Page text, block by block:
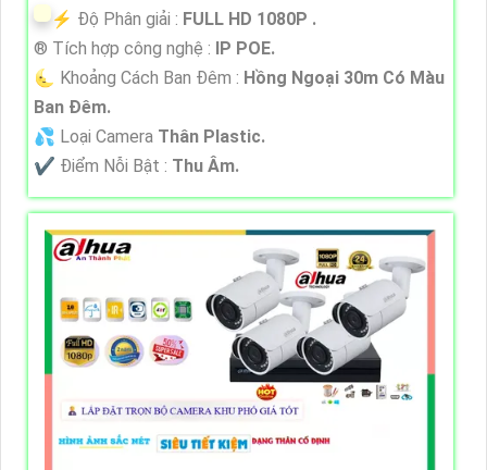
️⚡ Độ Phân giải : FULL HD 1080P .
®️ Tích hợp công nghệ : IP POE.
🌜 Khoảng Cách Ban Đêm : Hồng Ngoại 30m Có Màu
Ban Ðêm.
💦 Loại Camera Thân Plastic.
️✔️ Điểm Nỗi Bật : Thu Âm.